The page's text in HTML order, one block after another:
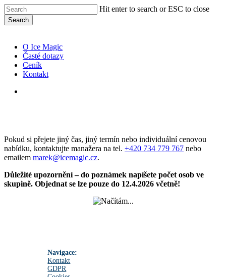
Skip
to
main
Hit enter to search or ESC to close
Search
Menu O Ice Magic
Časté dotazy
Ceník
Kontakt
Pokud si přejete jiný čas, jiný termín nebo individuální cenovou
nabídku, kontaktujte manažera na tel. +420 734 779 767 nebo
emailem marek@icemagic.cz.
Důležité upozornění – do poznámek napíšete počet osob ve
skupině. Objednat se lze pouze do 12.4.2026 včetně!
Navigace:
Kontakt
GDPR